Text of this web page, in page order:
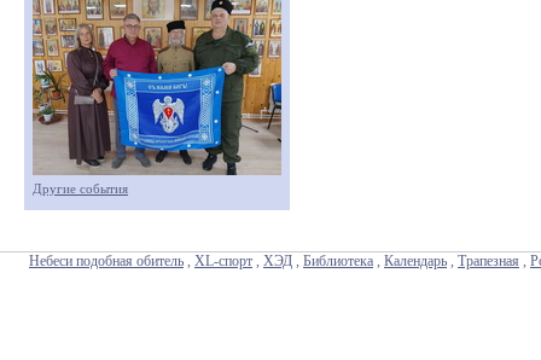
Другие события
Небеси подобная обитель , XL-спорт , ХЭД , Библиотека , Календарь , Трапезная ,